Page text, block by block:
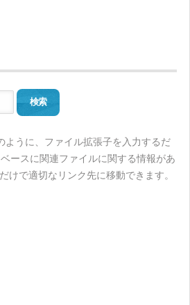
検索
ように、ファイル拡張子を入力するだ
ースに関連ファイルに関する情報があ
けで適切なリンク先に移動できます。